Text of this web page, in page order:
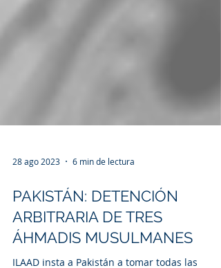
28 ago 2023 6 min de lectura
PAKISTÁN: DETENCIÓN